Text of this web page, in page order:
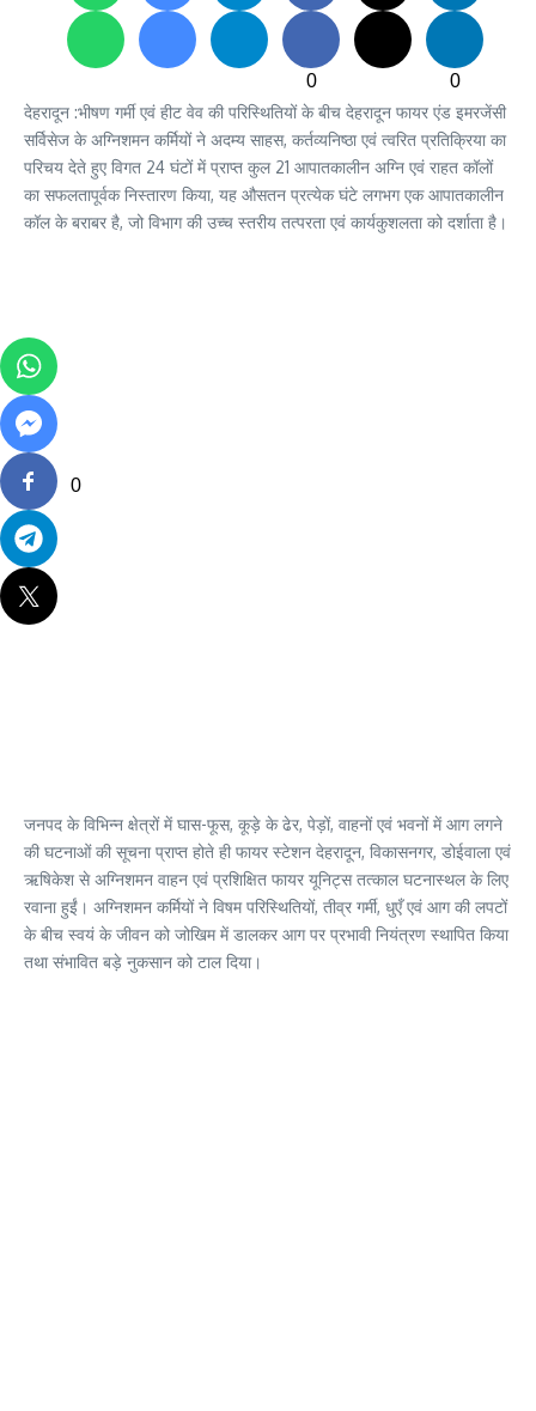
0
0
0
देहरादून :भीषण गर्मी एवं हीट वेव की परिस्थितियों के बीच देहरादून फायर एंड इमरजेंसी
सर्विसेज के अग्निशमन कर्मियों ने अदम्य साहस, कर्तव्यनिष्ठा एवं त्वरित प्रतिक्रिया का
परिचय देते हुए विगत 24 घंटों में प्राप्त कुल 21 आपातकालीन अग्नि एवं राहत कॉलों
का सफलतापूर्वक निस्तारण किया, यह औसतन प्रत्येक घंटे लगभग एक आपातकालीन
कॉल के बराबर है, जो विभाग की उच्च स्तरीय तत्परता एवं कार्यकुशलता को दर्शाता है।
जनपद के विभिन्न क्षेत्रों में घास-फूस, कूड़े के ढेर, पेड़ों, वाहनों एवं भवनों में आग लगने
की घटनाओं की सूचना प्राप्त होते ही फायर स्टेशन देहरादून, विकासनगर, डोईवाला एवं
ऋषिकेश से अग्निशमन वाहन एवं प्रशिक्षित फायर यूनिट्स तत्काल घटनास्थल के लिए
रवाना हुईं। अग्निशमन कर्मियों ने विषम परिस्थितियों, तीव्र गर्मी, धुएँ एवं आग की लपटों
के बीच स्वयं के जीवन को जोखिम में डालकर आग पर प्रभावी नियंत्रण स्थापित किया
तथा संभावित बड़े नुकसान को टाल दिया।